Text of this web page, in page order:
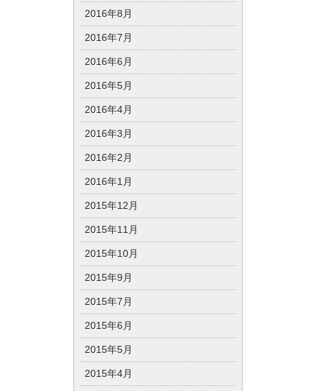
2016年8月
2016年7月
2016年6月
2016年5月
2016年4月
2016年3月
2016年2月
2016年1月
2015年12月
2015年11月
2015年10月
2015年9月
2015年7月
2015年6月
2015年5月
2015年4月